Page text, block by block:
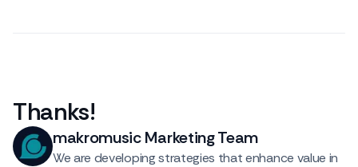
Thanks!
makromusic Marketing Team
We are developing strategies that enhance value in